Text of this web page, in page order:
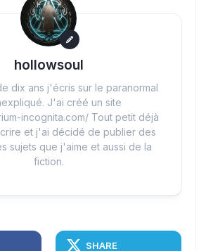
hollowsoul
dix ans j'écris sur le paranormal
J'ai créé un site
incognita.com/ Tout petit déjà
et j'ai décidé de publier des
sujets que j'aime et aussi de la
fiction.
SHARE